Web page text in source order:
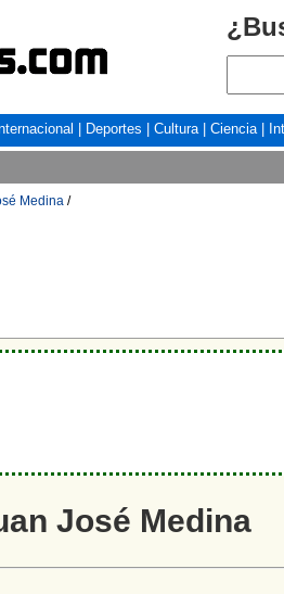
Deportes Cultura| Ciencia|
Medina /
José Medina